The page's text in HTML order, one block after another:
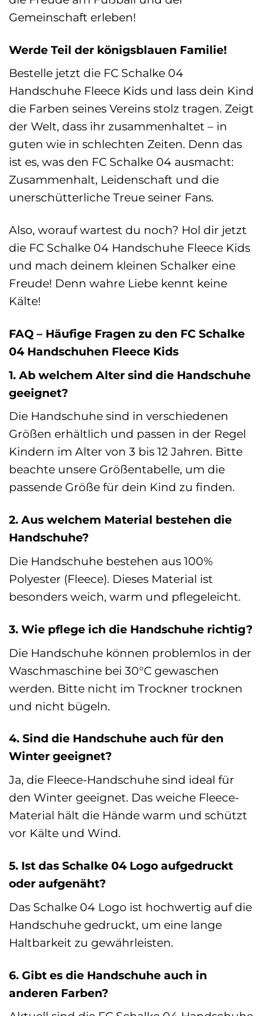
Gemeinschaft erleben!
Werde Teil der königsblauen Familie!
Bestelle jetzt die FC Schalke 04
Handschuhe Fleece Kids und lass dein Kind
die Farben seines Vereins stolz tragen. Zeigt
der Welt, dass ihr zusammenhaltet – in
guten wie in schlechten Zeiten. Denn das
ist es, was den FC Schalke 04 ausmacht:
Zusammenhalt, Leidenschaft und die
unerschütterliche Treue seiner Fans.
Also, worauf wartest du noch? Hol dir jetzt
die FC Schalke 04 Handschuhe Fleece Kids
und mach deinem kleinen Schalker eine
Freude! Denn wahre Liebe kennt keine
Kälte!
FAQ – Häufige Fragen zu den FC Schalke
04 Handschuhen Fleece Kids
1. Ab welchem Alter sind die Handschuhe
geeignet?
Die Handschuhe sind in verschiedenen
Größen erhältlich und passen in der Regel
Kindern im Alter von 3 bis 12 Jahren. Bitte
beachte unsere Größentabelle, um die
passende Größe für dein Kind zu finden.
2. Aus welchem Material bestehen die
Handschuhe?
Die Handschuhe bestehen aus 100%
Polyester (Fleece). Dieses Material ist
besonders weich, warm und pflegeleicht.
3. Wie pflege ich die Handschuhe richtig?
Die Handschuhe können problemlos in der
Waschmaschine bei 30°C gewaschen
werden. Bitte nicht im Trockner trocknen
und nicht bügeln.
4. Sind die Handschuhe auch für den
Winter geeignet?
Ja, die Fleece-Handschuhe sind ideal für
den Winter geeignet. Das weiche Fleece-
Material hält die Hände warm und schützt
vor Kälte und Wind.
5. Ist das Schalke 04 Logo aufgedruckt
oder aufgenäht?
Das Schalke 04 Logo ist hochwertig auf die
Handschuhe gedruckt, um eine lange
Haltbarkeit zu gewährleisten.
6. Gibt es die Handschuhe auch in
anderen Farben?